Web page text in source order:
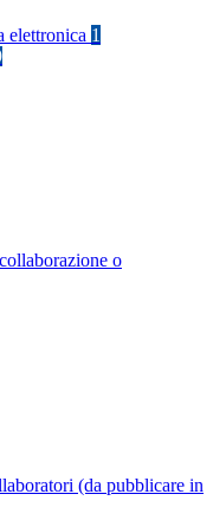
elettronica 1
o
(da pubblicare in